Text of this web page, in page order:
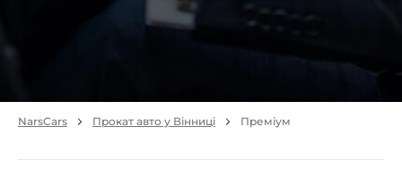
NarsCars Прокат авто у Вінниці Преміум